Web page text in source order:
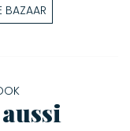
BAZAAR